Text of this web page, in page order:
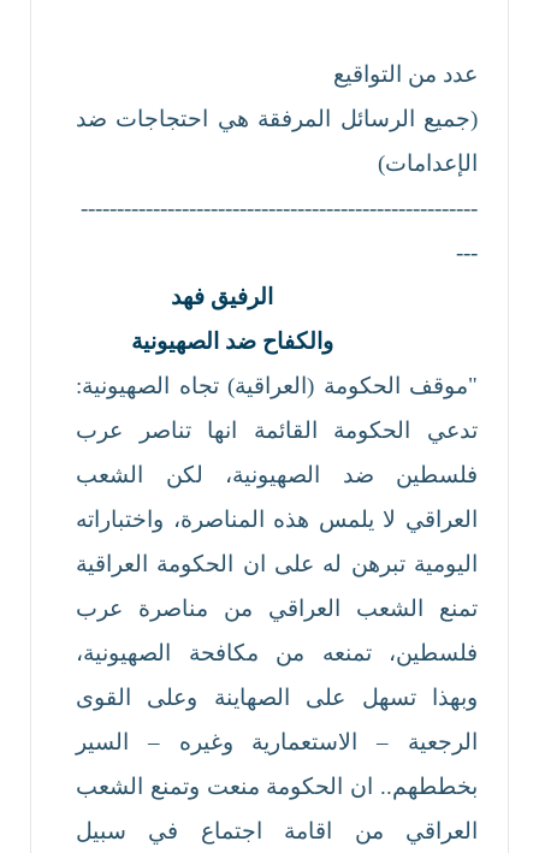
عدد من التواقيع
(جميع الرسائل المرفقة هي احتجاجات ضد
الإعدامات)
-------------------------------------------------------
---
الرفيق فهد
والكفاح ضد الصهيونية
"موقف الحكومة (العراقية) تجاه الصهيونية:
تدعي الحكومة القائمة انها تناصر عرب
فلسطين ضد الصهيونية، لكن الشعب
العراقي لا يلمس هذه المناصرة، واختباراته
اليومية تبرهن له على ان الحكومة العراقية
تمنع الشعب العراقي من مناصرة عرب
فلسطين، تمنعه من مكافحة الصهيونية،
وبهذا تسهل على الصهاينة وعلى القوى
الرجعية – الاستعمارية وغيره – السير
بخططهم.. ان الحكومة منعت وتمنع الشعب
العراقي من اقامة اجتماع في سبيل